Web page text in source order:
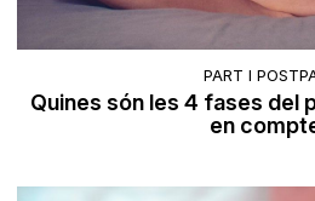
PART I
Quines són les 4 fases del
en